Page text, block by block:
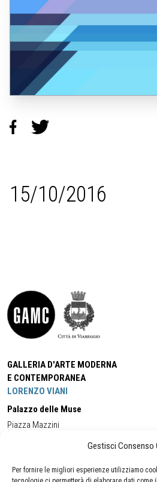
Gestisci Consenso
Per fornire le migliori esperienze utilizziamo
15/10/2016
GALLERIA D'ARTE MODERNA
E CONTEMPORANEA
LORENZO VIANI
Palazzo delle Muse
Piazza Mazzini
Cell:+39 338 5714978
Tel:
+39 0584 944580
(orario 09.00/13.00)
Email:gamc@comune.viareggio.lu.it